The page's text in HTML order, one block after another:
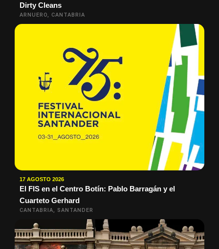
Dirty Cleans
ARNUERO, CANTABRIA
17 AGOSTO 2026
El FIS en el Centro Botín: Pablo Barragán y el
Cuarteto Gerhard
CANTABRIA, SANTANDER